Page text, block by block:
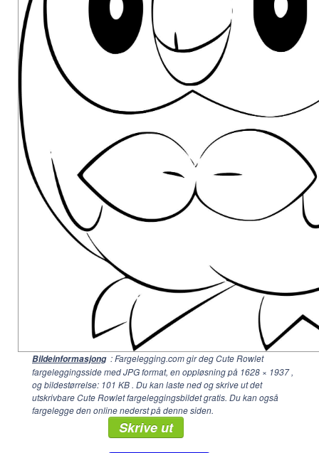
Bildeinformasjong : Fargelegging.com gir deg Cute Rowlet
fargeleggingsside med JPG format, en oppløsning på 1628 × 1937,
og bildestørrelse: 101 KB . Du kan laste ned og skrive ut det
utskrivbare Cute Rowlet fargeleggingsbildet gratis. Du kan også
fargelegge den online nederst på denne siden.
Skrive ut